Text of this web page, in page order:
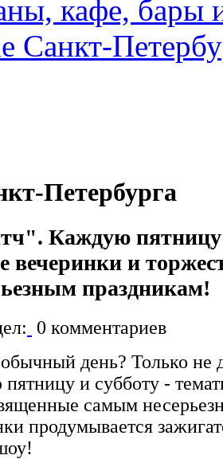
кафе, бары
Санкт-
Петербурга
Каждую пятницу
вечеринки и
праздникам!
0 комментариев
день? Только не
и субботу -
самым
продумывается